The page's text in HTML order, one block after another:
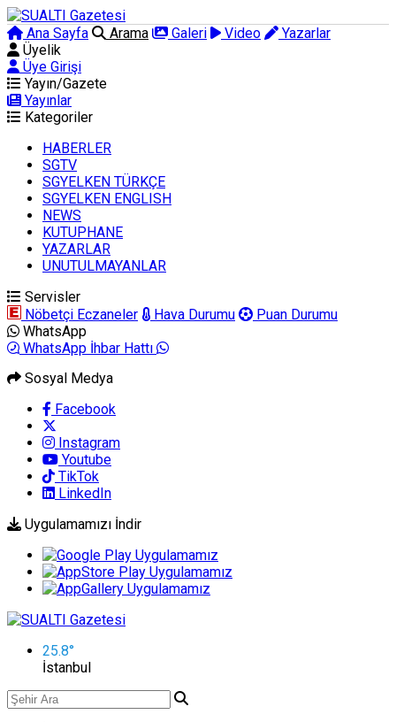
Ana Sayfa Arama Galeri Video
Yazarlar
Üyelik
Üye Girişi
Yayın/Gazete
Yayınlar
Kategoriler
HABERLER
SGTV
SGYELKEN TÜRKÇE
SGYELKEN ENGLISH
NEWS
KUTUPHANE
YAZARLAR
UNUTULMAYANLAR
Servisler
Nöbetçi Eczaneler
Hava Durumu
Puan Durumu
WhatsApp
WhatsApp İhbar Hattı
Sosyal Medya
Facebook
Instagram
Youtube
TikTok
LinkedIn
Uygulamamızı İndir
25.8°
İstanbul